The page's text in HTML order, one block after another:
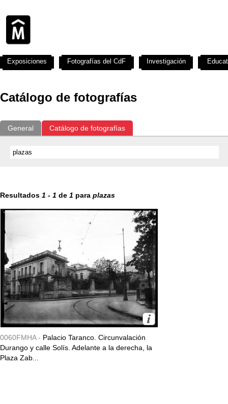
Catálogo de fotografías
General Catálogo de fotografías
Resultados 1 - 1 de 1 para plazas
0060FMHA - Palacio Taranco. Circunvalación
Durango y calle Solís. Adelante a la derecha, la
Plaza Zab...
Exposiciones Fotografías del CdF Investigación